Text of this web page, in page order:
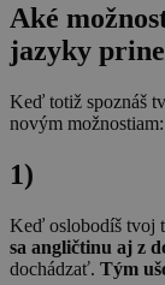
Aké
jazyky
Keď totiž spoznáš
novým možnostiam:
1)
Keď oslobodíš tvoj
sa angličtinu aj z
dochádzať. Tým